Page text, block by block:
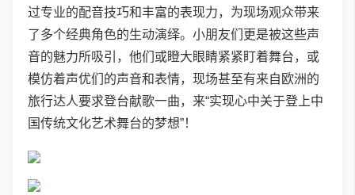
过专业的配音技巧和丰富的表现力，为现场观众带来
了多个经典角色的生动演绎。小朋友们更是被这些声
音的魅力所吸引，他们或瞪大眼睛紧紧盯着舞台，或
模仿着声优们的声音和表情，现场甚至有来自欧洲的
旅行达人要求登台献歌一曲，来“实现心中关于登上中
国传统文化艺术舞台的梦想”！